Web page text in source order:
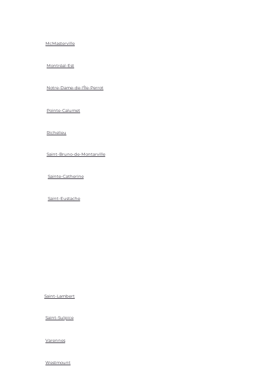
McMasterville
Montréal-Est
Notre-Dame-de-l'Île-Perrot
Pointe-Calumet
Richelieu
Saint-Bruno-de-Montarville
Sainte-Catherine
Saint-Eustache
Saint-Lambert
Saint-Sulpice
Varennes
Westmount